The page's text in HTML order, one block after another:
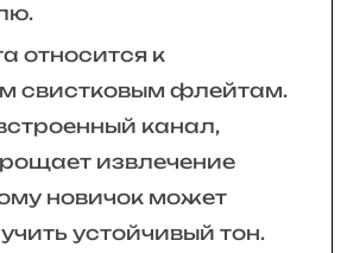
относится к
свистковым флейтам.
канал,
извлечение
новичок может
устойчивый тон.